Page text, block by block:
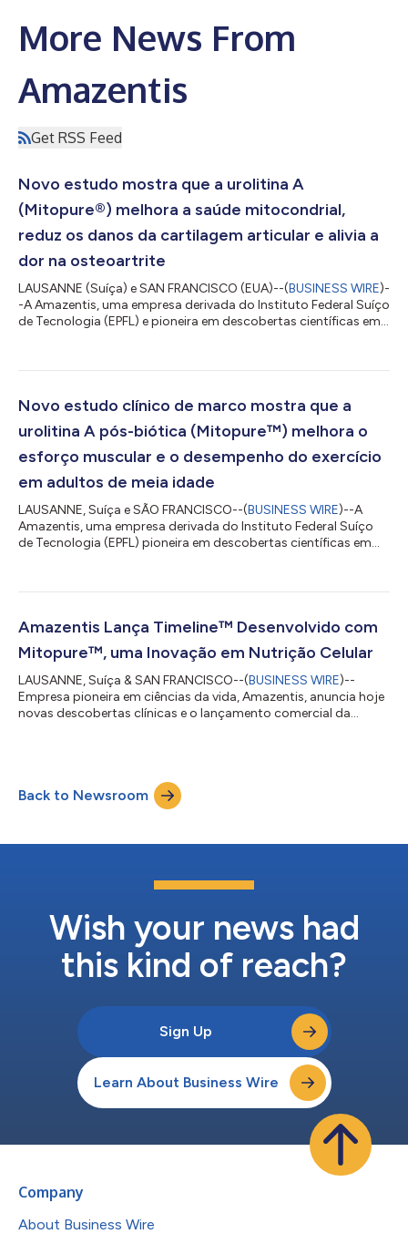
More News From
Amazentis
Get RSS Feed
Novo estudo mostra que a urolitina A
(Mitopure®) melhora a saúde mitocondrial,
reduz os danos da cartilagem articular e alivia a
dor na osteoartrite
LAUSANNE (Suíça) e SAN FRANCISCO (EUA)--(BUSINESS WIRE)-
-A Amazentis, uma empresa derivada do Instituto Federal Suíço
de Tecnologia (EPFL) e pioneira em descobertas científicas em
mostram os benefícios para a saúde conjunta do microbioma
composto demonstrou melhorar a saúde mitocondrial em um
Novo estudo clínico de marco mostra que a
urolitina A pós-biótica (Mitopure™) melhora o
esforço muscular e o desempenho do exercício
em adultos de meia idade
LAUSANNE, Suíça e SÃO FRANCISCO--(BUSINESS WIRE)--A
Amazentis, uma empresa derivada do Instituto Federal Suíço
de Tecnologia (EPFL) pioneira em descobertas científicas em
novos resultados clínicos mostrando os benefícios para a
A. O declínio muscular associado à idade pode iniciar a partir
dos 40 anos e atua...
Amazentis Lança Timeline™ Desenvolvido com
Mitopure™, uma Inovação em Nutrição Celular
LAUSANNE, Suíça & SAN FRANCISCO--(BUSINESS WIRE)--
Empresa pioneira em ciências da vida, Amazentis, anuncia hoje
novas descobertas clínicas e o lançamento comercial da
uma forma altamente pura de urolitina A comprovada para
ajudar a combater o declínio celular associado à idade e
melhorar a força muscular. Um teste clínico...
Back to Newsroom
Wish your news had
this kind of reach?
Sign Up
Learn About Business Wire
Company
About Business Wire